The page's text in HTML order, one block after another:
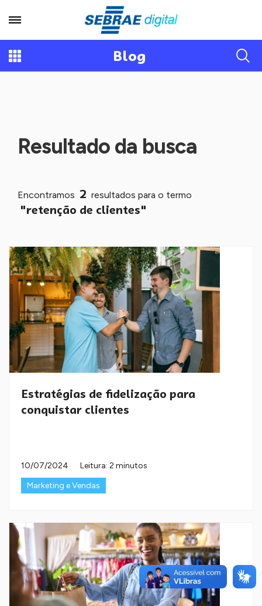
Blog
Resultado da busca
Encontramos 2 resultados para o termo
"retenção de clientes"
Estratégias de fidelização para
conquistar clientes
10/07/2024
Leitura: 2 minutos
Marketing e Vendas